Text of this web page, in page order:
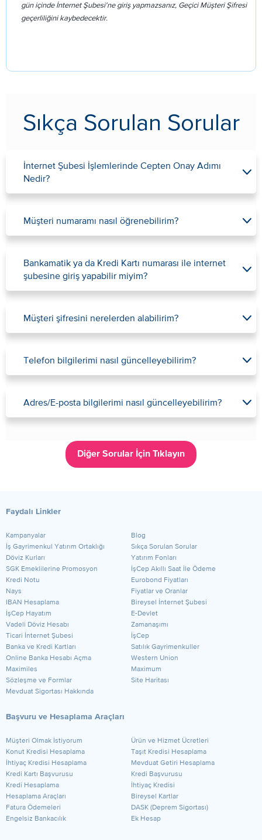
gün içinde İnternet Şubesi'ne giriş yapmazsanız, Geçici Müşteri Şifresi
geçerliliğini kaybedecektir.
Sıkça Sorulan Sorular
İnternet Şubesi İşlemlerinde Cepten Onay Adımı
Nedir?
Müşteri numaramı nasıl öğrenebilirim?
Bankamatik ya da Kredi Kartı numarası ile internet
şubesine giriş yapabilir miyim?
Müşteri şifresini nerelerden alabilirim?
Telefon bilgilerimi nasıl güncelleyebilirim?
Adres/E-posta bilgilerimi nasıl güncelleyebilirim?
Diğer Sorular İçin Tıklayın
Faydalı Linkler
Kampanyalar
Blog
​İş Gayrimenkul Yatırım Ortaklığı
Sıkça Sorulan Sorular
Döviz Kurları
Yatırım Fonları
SGK Emeklilerine Promosyon
İşCep Akıllı Saat İle Ödeme
Kredi Notu
Eurobond Fiyatları
Nays
Fiyatlar ve Oranlar
IBAN Hesaplama
Bireysel İnternet Şubesi
İşCep Hayatım
E-Devlet
Vadeli Döviz Hesabı
Zamanaşımı
Ticari İnternet Şubesi
İşCep
Banka ve Kredi Kartları
Satılık Gayrimenkuller
Online Banka Hesabı Açma
Western Union
Maximiles
Maximum
Sözleşme ve Formlar
Site Haritası
Mevduat Sigortası Hakkında
Başvuru ve Hesaplama Araçları
Müşteri Olmak İstiyorum
Ürün ve Hizmet Ücretleri
Konut Kredisi Hesaplama
Taşıt Kredisi Hesaplama
İhtiyaç Kredisi Hesaplama
Mevduat Getiri Hesaplama
Kredi Kartı Başvurusu
Kredi Başvurusu
Kredi Hesaplama
İhtiyaç Kredisi
Hesaplama Araçları
Bireysel Kartlar
Fatura Ödemeleri
DASK (Deprem Sigortası)
Engelsiz Bankacılık
Ek Hesap